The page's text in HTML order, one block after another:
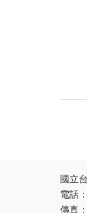
國立
電話：
傳真